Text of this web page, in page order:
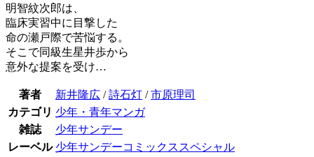
明智紋次郎は、
臨床実習中に目撃した
命の瀬戸際で苦悩する。
そこで同級生星井歩から
意外な提案を受け…
著者 新井隆広 /詩石灯 /市原理司
カテゴリ 少年・青年マンガ
雑誌
少年サンデー
レーベル 少年サンデーコミックススペシャル